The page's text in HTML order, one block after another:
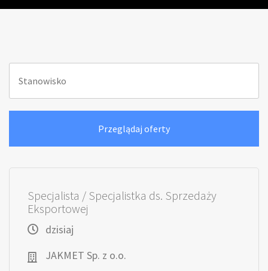
Specjalista / Specjalistka ds. Sprzedaży
Eksportowej
dzisiaj
JAKMET Sp. z o.o.